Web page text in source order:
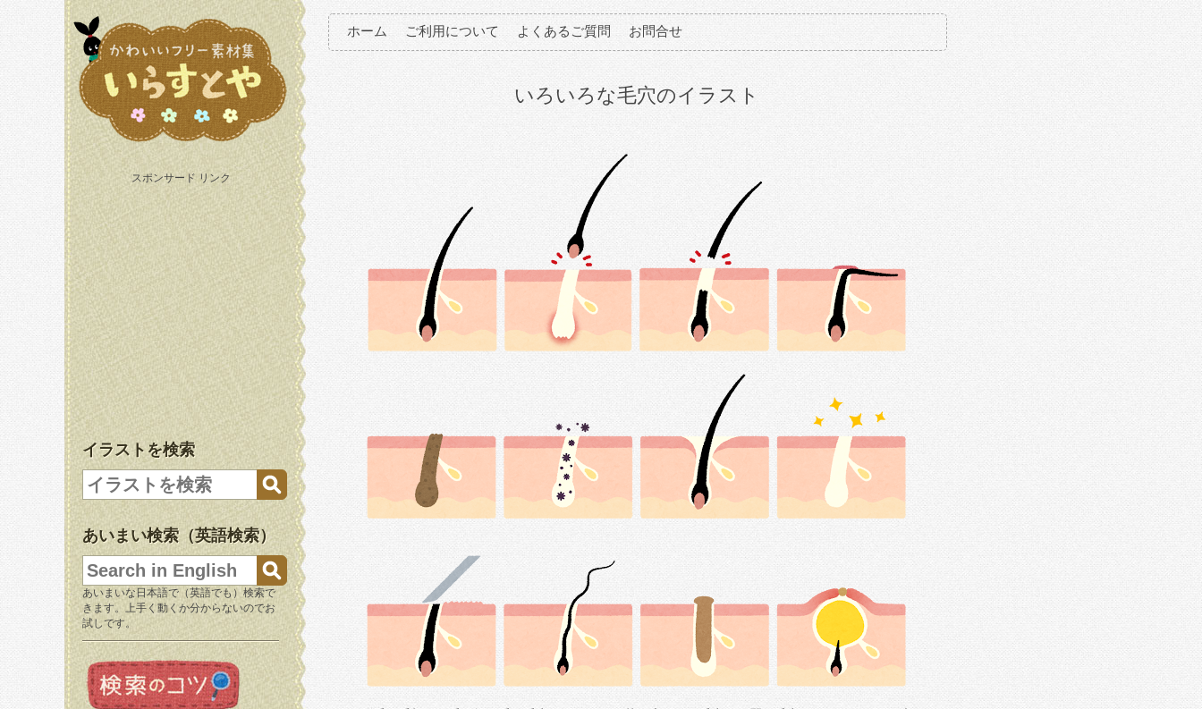
スポンサード リンク
イラストを検索
あいまい検索（英語検索）
あいまいな日本語で（英語でも）検索で
きます。上手く動くか分からないのでお
試しです。
ホーム ご利用について よくあるご質問 お問合せ
いろいろな毛穴のイラスト